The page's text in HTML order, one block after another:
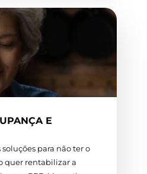
E
para não ter o
quer rentabilizar a